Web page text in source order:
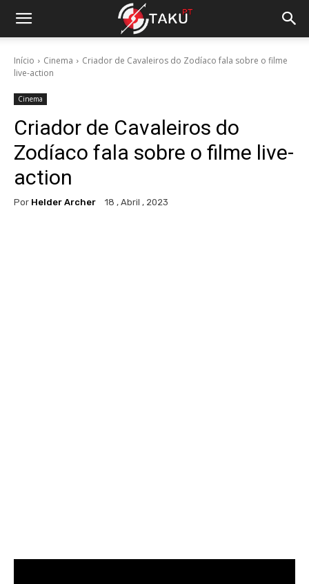
Início Cinema
Criador de Cavaleiros do Zodíaco fala sobre o filme
live-action
Cinema
Criador de Cavaleiros do
Zodíaco fala sobre o filme live-
action
Por Helder Archer 18 , Abril , 2023